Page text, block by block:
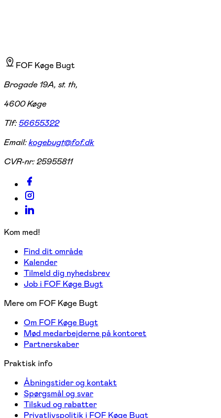
FOF Køge Bugt
Brogade 19A, st. th,
4600 Køge
Tlf:56655322
Email:kogebugt@fof.dk
CVR-nr:25955811
Kom med!
Find dit område
Kalender
Tilmeld dig nyhedsbrev
Job i FOF Køge Bugt
Mere om FOF Køge Bugt
Om FOF Køge Bugt
Mød medarbejderne på kontoret
Partnerskaber
Praktisk info
Åbningstider og kontakt
Spørgsmål og svar
Tilskud og rabatter
Privatlivspolitik i FOF Køge Bugt